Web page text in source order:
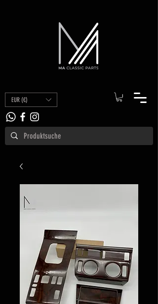
EUR (€)